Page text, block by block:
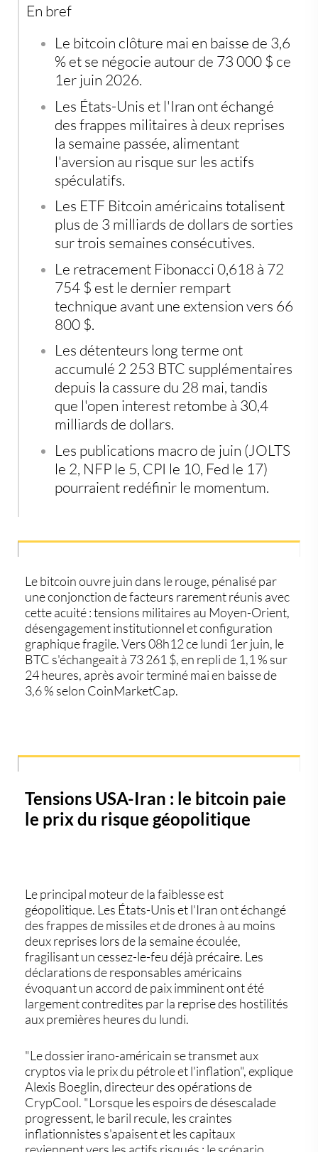
américains
front
Le CVDD désigne 50 000 $ comme creux de cycle
Juin : quatre rendez-vous macro pour redéfinir le
momentum
Diversifier son épargne avec des actifs physiques hors
du circuit bancaire
En bref
Le bitcoin clôture mai en baisse de 3,6
% et se négocie autour de 73 000 $ ce
1er juin 2026.
Les États-Unis et l'Iran ont échangé
des frappes militaires à deux reprises
la semaine passée, alimentant
l'aversion au risque sur les actifs
spéculatifs.
Les ETF Bitcoin américains totalisent
plus de 3 milliards de dollars de sorties
sur trois semaines consécutives.
Le retracement Fibonacci 0,618 à 72
754 $ est le dernier rempart
technique avant une extension vers 66
800 $.
Les détenteurs long terme ont
accumulé 2 253 BTC supplémentaires
depuis la cassure du 28 mai, tandis
que l'open interest retombe à 30,4
milliards de dollars.
Les publications macro de juin (JOLTS
le 2, NFP le 5, CPI le 10, Fed le 17)
pourraient redéfinir le momentum.
Le bitcoin ouvre juin dans le rouge, pénalisé par
une conjonction de facteurs rarement réunis avec
cette acuité : tensions militaires au Moyen-Orient,
désengagement institutionnel et configuration
graphique fragile. Vers 08h12 ce lundi 1er juin, le
BTC s'échangeait à 73 261 $, en repli de 1,1 % sur
24 heures, après avoir terminé mai en baisse de
3,6 % selon CoinMarketCap.
Tensions USA-Iran : le bitcoin paie
le prix du risque géopolitique
Le principal moteur de la faiblesse est
géopolitique. Les États-Unis et l'Iran ont échangé
des frappes de missiles et de drones à au moins
deux reprises lors de la semaine écoulée,
fragilisant un cessez-le-feu déjà précaire. Les
déclarations de responsables américains
évoquant un accord de paix imminent ont été
largement contredites par la reprise des hostilités
aux premières heures du lundi.
"Le dossier irano-américain se transmet aux
cryptos via le prix du pétrole et l'inflation", explique
Alexis Boeglin, directeur des opérations de
CrypCool. "Lorsque les espoirs de désescalade
progressent, le baril recule, les craintes
inflationnistes s'apaisent et les capitaux
reviennent vers les actifs risqués ; le scénario